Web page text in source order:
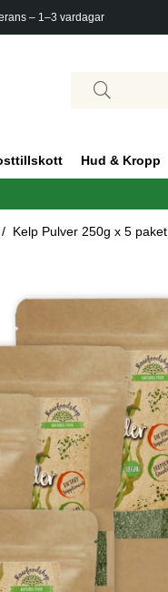
– 1–3 vardagar
Hud & Kropp
Kelp Pulver 250g x 5 paket